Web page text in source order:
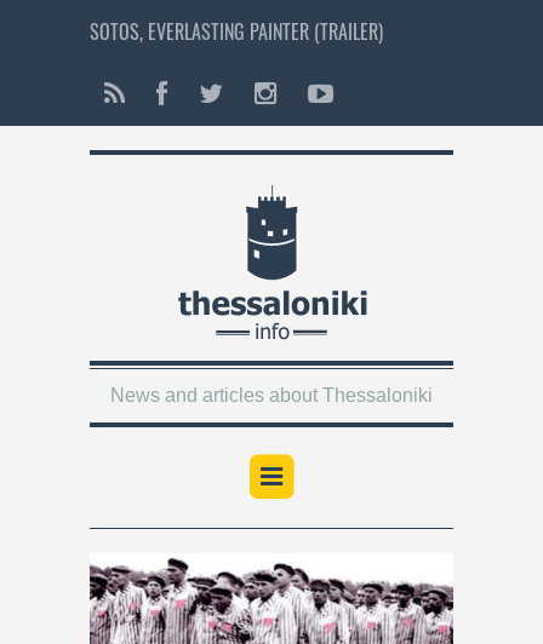
SOTOS, EVERLASTING PAINTER (TRAILER)
News and articles about Thessaloniki